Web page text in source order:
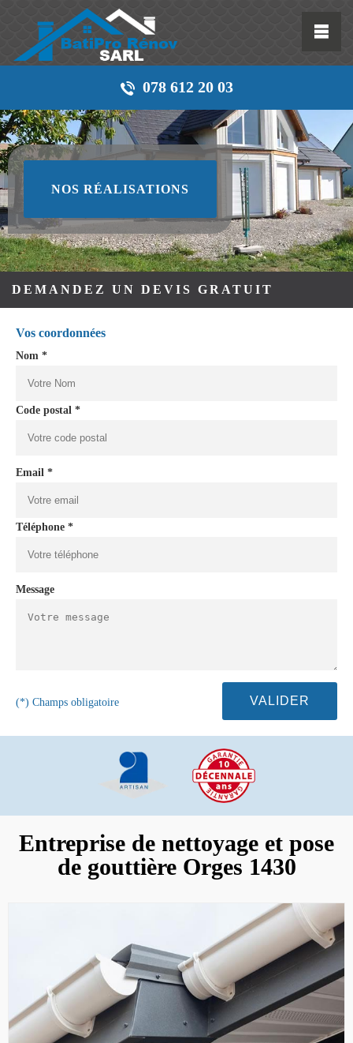
078 612 20 03
NOS RÉALISATIONS
DEMANDEZ UN DEVIS GRATUIT
Vos coordonnées
Nom *
Code postal *
Email *
Téléphone *
Message
(*) Champs obligatoire
Entreprise de nettoyage et pose
de gouttière Orges 1430